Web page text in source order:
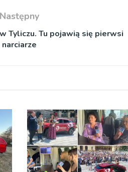
Następny
Tyliczu. Tu pojawią się pierwsi
narciarze